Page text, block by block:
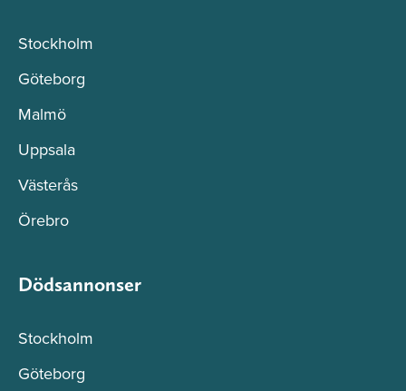
Stockholm
Göteborg
Malmö
Uppsala
Västerås
Örebro
Dödsannonser
Stockholm
Göteborg